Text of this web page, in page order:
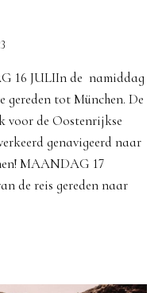
16 JULIIn de namiddag
gereden tot München. De
voor de Oostenrijkse
genavigeerd naar
MAANDAG 17
de reis gereden naar